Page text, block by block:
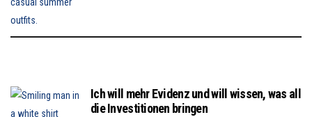
Ich will mehr Evidenz und will wissen, was all
die Investitionen bringen